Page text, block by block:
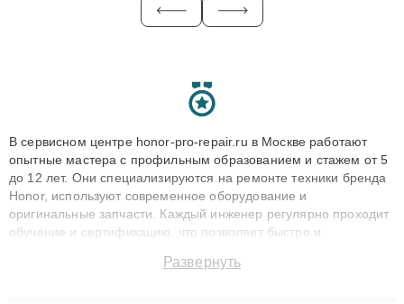
В сервисном центре honor-pro-repair.ru в Москве работают
опытные мастера с профильным образованием и стажем от 5
до 12 лет. Они специализируются на ремонте техники бренда
Honor, используют современное оборудование и
оригинальные запчасти. Каждый инженер регулярно проходит
обучение и сертификацию, что позволяет быстро и
сохранением гарантии до 3 лет. Наши мастера решают
Развернуть